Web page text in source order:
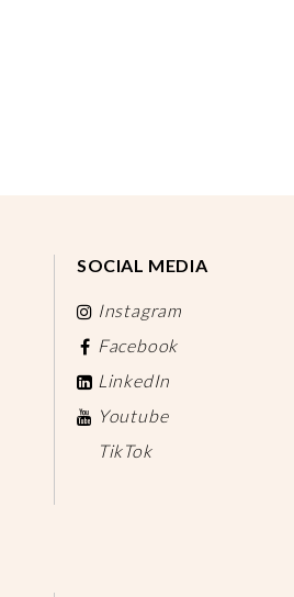
SOCIAL MEDIA
Instagram
Facebook
LinkedIn
Youtube
TikTok